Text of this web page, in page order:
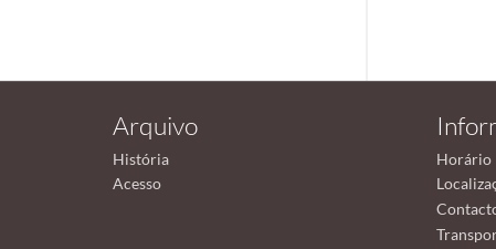
Arquivo
História
Acesso
Horário